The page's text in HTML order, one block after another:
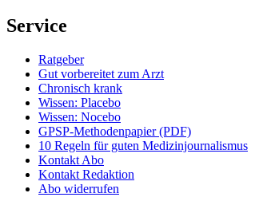
Service
Ratgeber
Gut vorbereitet zum Arzt
Chronisch krank
Wissen: Placebo
Wissen: Nocebo
GPSP-Methodenpapier (PDF)
10 Regeln für guten Medizinjournalismus
Kontakt Abo
Kontakt Redaktion
Abo widerrufen